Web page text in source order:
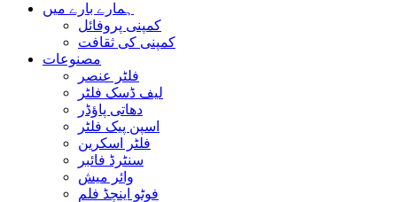
ہمارے بارے میں
کمپنی پروفائل
کمپنی کی ثقافت
مصنوعات
فلٹر عنصر
لیف ڈسک فلٹر
دھاتی پاؤڈر
اسپن پیک فلٹر
فلٹر اسکرین
سنٹرڈ فائبر
وائر میش
فوٹو اینچڈ فلم